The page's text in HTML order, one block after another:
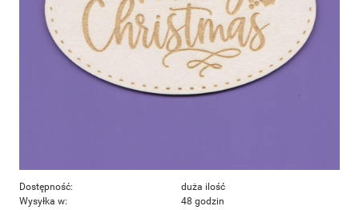
Dostępność:
duża ilość
Wysyłka w:
48 godzin